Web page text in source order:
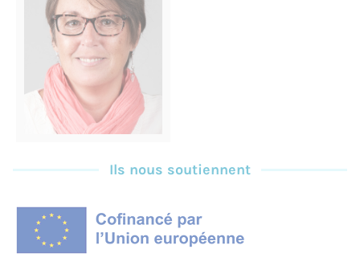
Ils nous soutiennent